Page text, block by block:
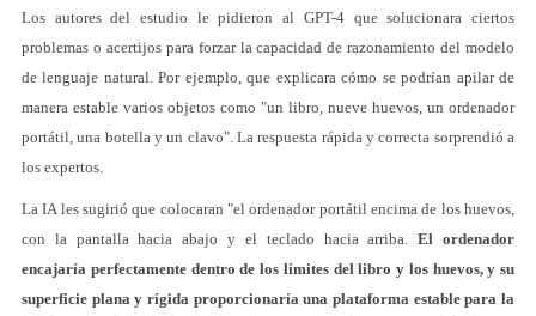
Los autores del estudio le pidieron al GPT-4 que solucionara ciertos
problemas o acertijos para forzar la capacidad de razonamiento del modelo
de lenguaje natural. Por ejemplo, que explicara cómo se podrían apilar de
manera estable varios objetos como "un libro, nueve huevos, un ordenador
portátil, una botella y un clavo". La respuesta rápida y correcta sorprendió a
los expertos.
La IA les sugirió que colocaran "el ordenador portátil encima de los huevos,
con la pantalla hacia abajo y el teclado hacia arriba.El ordenador
encajaría perfectamente dentro de los límites del libro y los huevos, y su
superficie plana y rígida proporcionaría una plataforma estable para la